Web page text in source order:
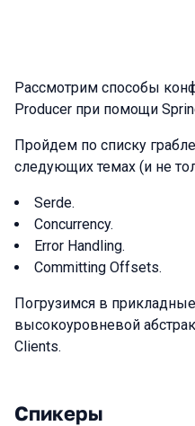
Рассмотрим способы
Producer при помощи
Пройдем по списку
следующих темах (и не
Serde.
Concurrency.
Error Handling.
Committing Offsets.
Погрузимся в
высокоуровневой
Clients.
Спикеры